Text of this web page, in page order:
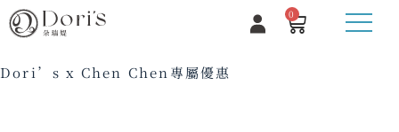
0
Dori’s x Chen Chen專屬優惠